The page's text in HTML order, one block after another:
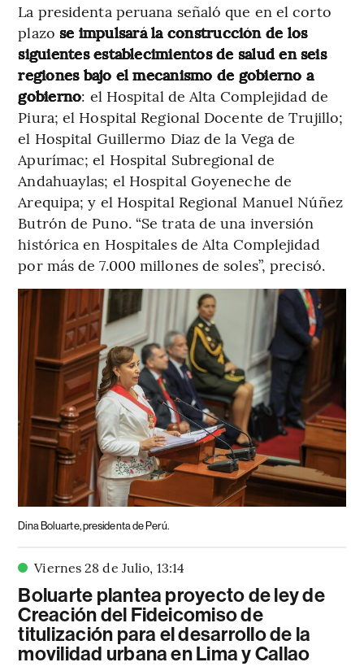
La presidenta peruana señaló que en el corto
plazo se impulsará la construcción de los
siguientes establecimientos de salud en seis
regiones bajo el mecanismo de gobierno a
gobierno: el Hospital de Alta Complejidad de
Piura; el Hospital Regional Docente de Trujillo;
el Hospital Guillermo Diaz de la Vega de
Apurímac; el Hospital Subregional de
Andahuaylas; el Hospital Goyeneche de
Arequipa; y el Hospital Regional Manuel Núñez
Butrón de Puno. “Se trata de una inversión
histórica en Hospitales de Alta Complejidad
por más de 7.000 millones de soles”, precisó.
Dina Boluarte, presidenta de Perú.
Viernes 28 de Julio, 13:14
Boluarte plantea proyecto de ley de
Creación del Fideicomiso de
titulización para el desarrollo de la
movilidad urbana en Lima y Callao